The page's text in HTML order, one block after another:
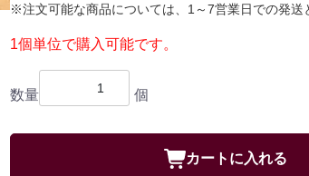
※注文可能な商品については、1～7営業日での発送
1個単位で購入可能です。
数量 個
カートに入れる